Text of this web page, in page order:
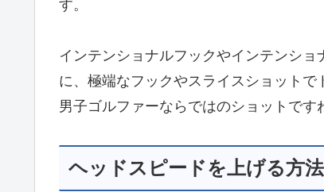
す。
インテンショナルフックやインテンシ
に、極端なフックやスライスショット
男子ゴルファーならではのショットです
ヘッドスピードを上げる方法